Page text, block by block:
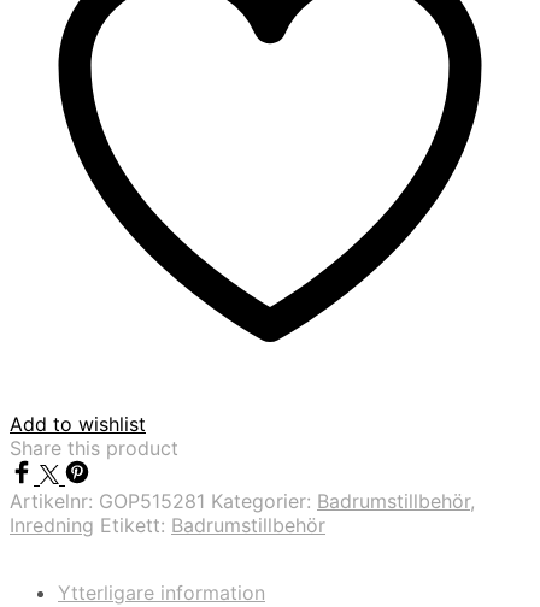
Add to wishlist
Share this product
Artikelnr: GOP515281 Kategorier: Badrumstillbehör,
Inredning Etikett: Badrumstillbehör
Ytterligare information